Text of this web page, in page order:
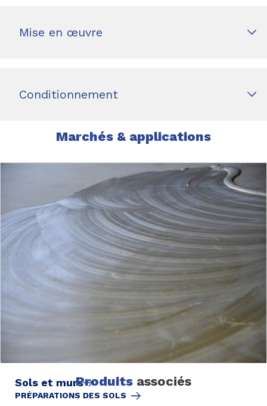
Mise en œuvre
Conditionnement
Marchés & applications
Sols et murs
PRÉPARATIONS DES SOLS
Produits associés